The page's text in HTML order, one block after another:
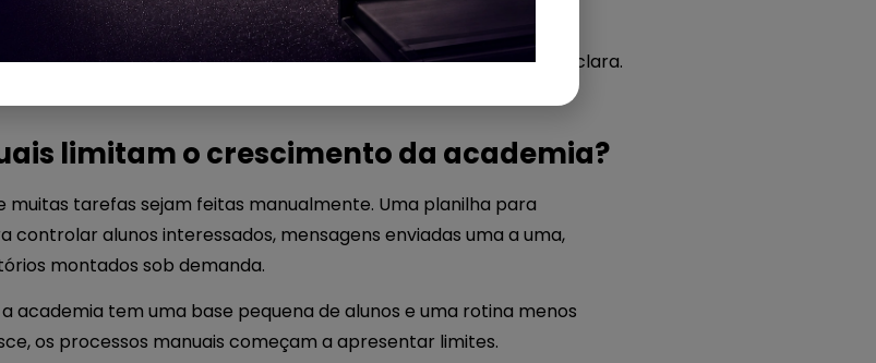
sobre o negócio. Para a equipe, significa ter uma rotina mais clara.
mais fluida, prática e profissional.
limitam o crescimento da academia?
muitas tarefas sejam feitas manualmente. Uma planilha para
alunos interessados, mensagens enviadas uma a uma,
montados sob demanda.
academia tem uma base pequena de alunos e uma rotina menos
os processos manuais começam a apresentar limites.